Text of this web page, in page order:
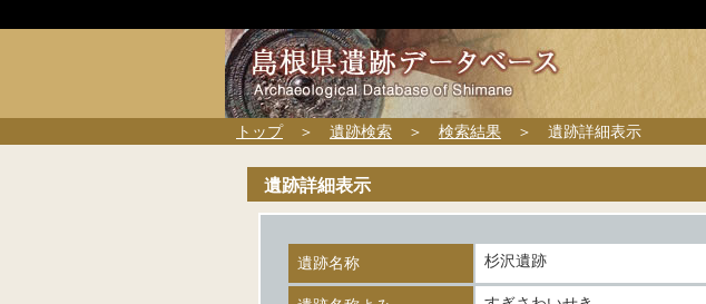
トップ＞ 遺跡検索 ＞ 検索結果 ＞ 遺跡詳細表示
遺跡詳細表示
遺跡名称 杉沢遺跡